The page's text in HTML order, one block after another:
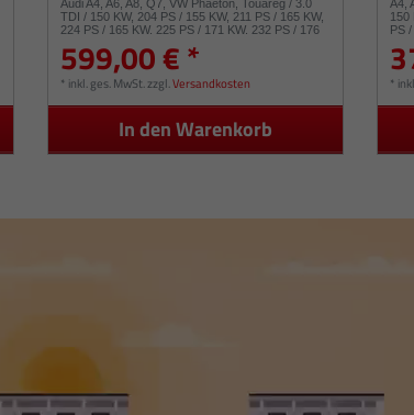
Audi A4, A6, A8, Q7, VW Phaeton, Touareg / 3.0
TDI / 150 KW, 204 PS / 155 KW, 211 PS / 165 KW,
224 PS / 165 KW, 225 PS / 171 KW, 232 PS / 176
599,00 € *
* inkl. ges. MwSt.zzgl.Versandkosten
In den Warenkorb
A4,
150
PS
*